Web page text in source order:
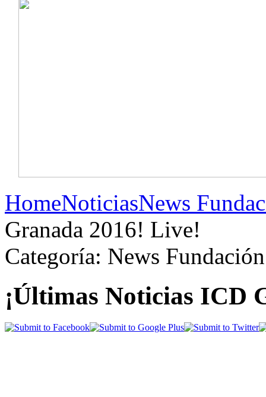
HomeNoticiasNews
Granada 2016! Live!
Categoría: News Fundación
¡Últimas Noticias ICD